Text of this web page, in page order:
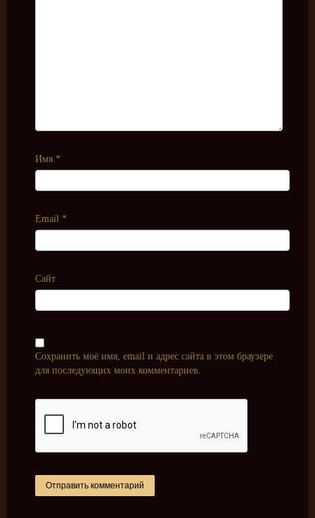
Имя *
Email *
Сайт
Сохранить моё имя, email и адрес сайта в этом браузере
для последующих моих комментариев.